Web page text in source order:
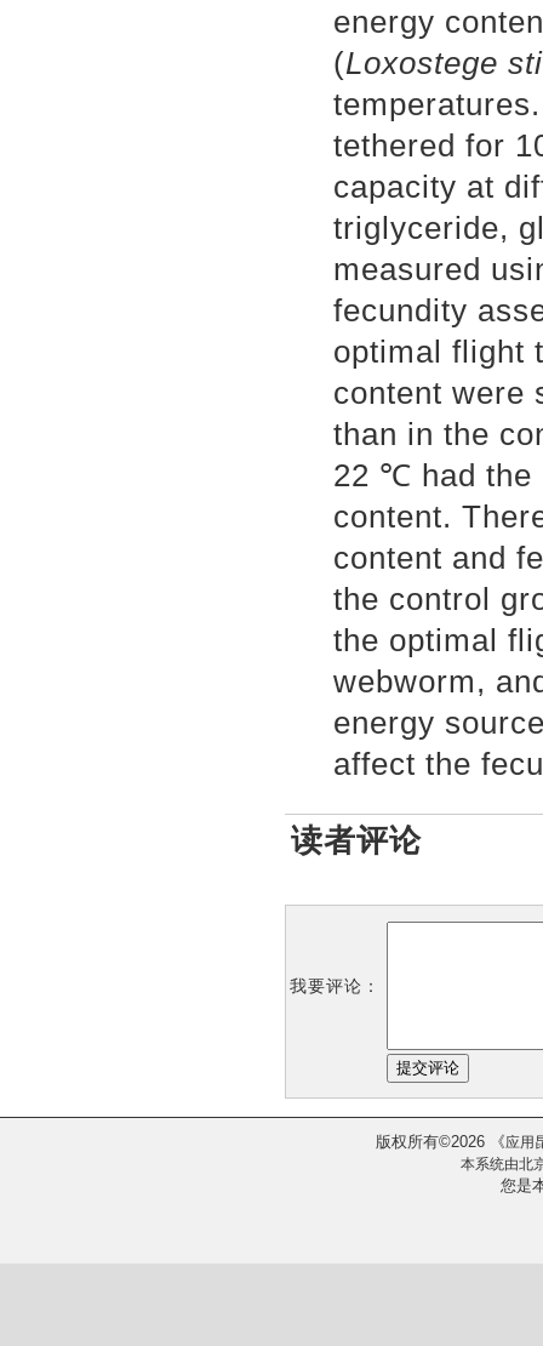
energy
(Loxostege
temperatures.
tethered for
capacity at
triglyceride,
measured
fecundity
optimal flight
content were
than in the
22 ℃ had the
content.
content and
the control
the optimal
webworm,
energy
affect the
读者评论
我要评论：
版权所有©2026 《应用
本系统由北
您是